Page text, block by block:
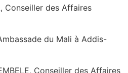
Conseiller des Affaires
du Mali à Addis-
Conseiller des Affaires